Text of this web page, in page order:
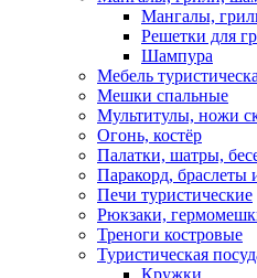
Мангалы,
Решетки для
Шампура
Мебель
Мешки спальные
Мультитулы, ножи
Огонь, костёр
Палатки, шатры,
Паракорд, браслеты
Печи туристические
Рюкзаки,
Треноги костровые
Туристическая